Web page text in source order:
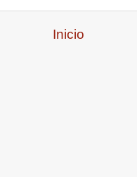
Inicio